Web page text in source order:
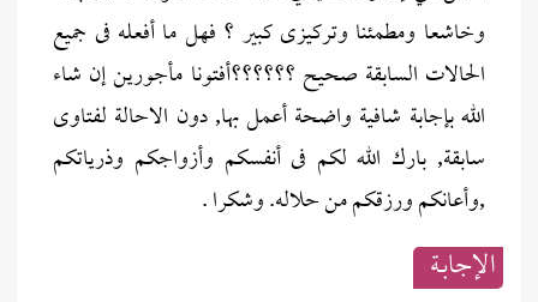
وخاشعا ومطمئنا وتركيزى كبير ؟ فهل ما أفعله فى جميع
الحالات السابقة صحيح ؟؟؟؟؟؟أفتونا مأجورين إن شاء
الله بإجابة شافية واضحة أعمل بها, دون الاحالة لفتاوى
سابقة, بارك الله لكم فى أنفسكم وأزواجكم وذرياتكم
,وأعانكم ورزقكم من حلاله. وشكرا .
الإجابــة